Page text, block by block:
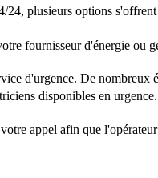
24, plusieurs options
fournisseur d'énergie ou
d'urgence. De nombreux
disponibles en urgence.
appel afin que